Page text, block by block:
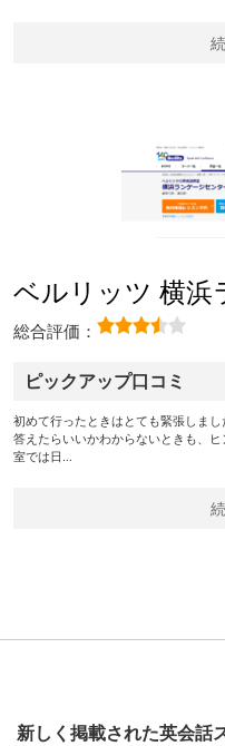
ベルリッツ 横浜
総合評価：
ピックアップ口コミ
初めて行ったときはとても緊張しま
答えたらいいかわからないときも、
室では日…
新しく掲載された英会話